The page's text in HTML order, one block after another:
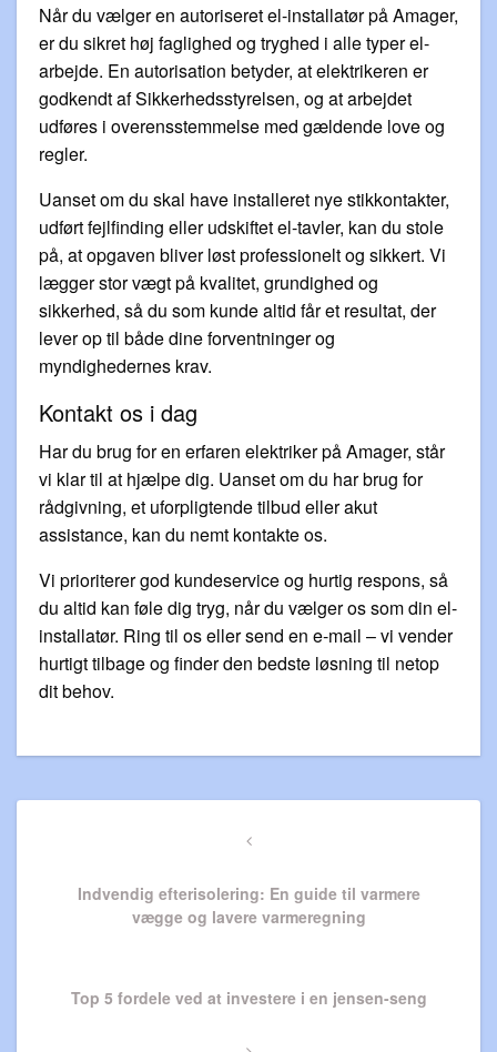
Når du vælger en autoriseret el-installatør på Amager,
er du sikret høj faglighed og tryghed i alle typer el-
arbejde. En autorisation betyder, at elektrikeren er
godkendt af Sikkerhedsstyrelsen, og at arbejdet
udføres i overensstemmelse med gældende love og
regler.
Uanset om du skal have installeret nye stikkontakter,
udført fejlfinding eller udskiftet el-tavler, kan du stole
på, at opgaven bliver løst professionelt og sikkert. Vi
lægger stor vægt på kvalitet, grundighed og
sikkerhed, så du som kunde altid får et resultat, der
lever op til både dine forventninger og
myndighedernes krav.
Kontakt os i dag
Har du brug for en erfaren elektriker på Amager, står
vi klar til at hjælpe dig. Uanset om du har brug for
rådgivning, et uforpligtende tilbud eller akut
assistance, kan du nemt kontakte os.
Vi prioriterer god kundeservice og hurtig respons, så
du altid kan føle dig tryg, når du vælger os som din el-
installatør. Ring til os eller send en e-mail – vi vender
hurtigt tilbage og finder den bedste løsning til netop
dit behov.
Previous
Indvendig efterisolering: En guide til varmere
vægge og lavere varmeregning
Next
Top 5 fordele ved at investere i en jensen-seng